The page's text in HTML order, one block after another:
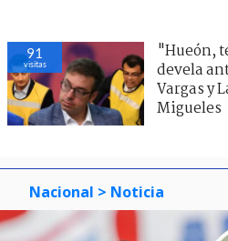
91
visitas
"Hueón,
devela
Vargas y
Migueles
Nacional > Noticia